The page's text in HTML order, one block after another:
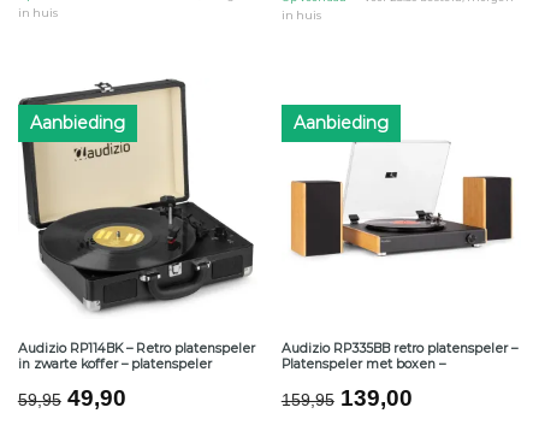
in huis
in huis
Aanbieding
Audizio RP114BK – Retro platenspeler
in zwarte koffer – platenspeler
59,95 Oorspronkelijke
49,90Huidige
Aanbieding
Audizio RP335BB retro platenspeler –
Platenspeler met boxen –
159,95 Oorspronkelijke
139,00Huidige